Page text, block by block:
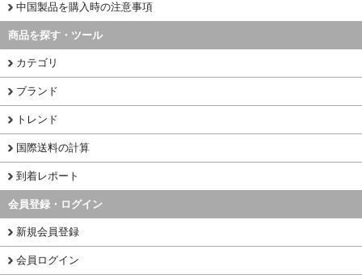
中国製品を購入時の注意事項
商品を探す・ツール
カテゴリ
ブランド
トレンド
国際送料の計算
到着レポート
会員登録・ログイン
新規会員登録
会員ログイン